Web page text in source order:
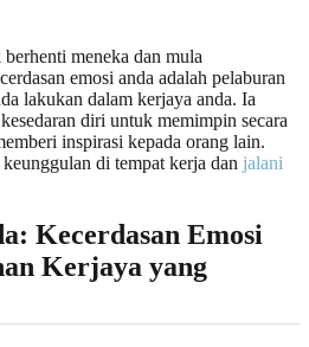
meneka dan mula
emosi anda adalah pelaburan
lakukan dalam kerjaya anda. Ia
diri untuk memimpin secara
inspirasi kepada orang lain.
di tempat kerja dan jalani
Kecerdasan Emosi
Kerjaya yang